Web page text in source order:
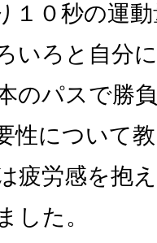
１０秒の運
いろと自分
のパスで勝
性について
疲労感を抱
した。